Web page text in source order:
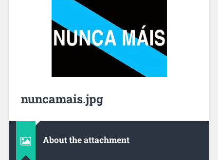
nuncamais.jpg
About the attachment